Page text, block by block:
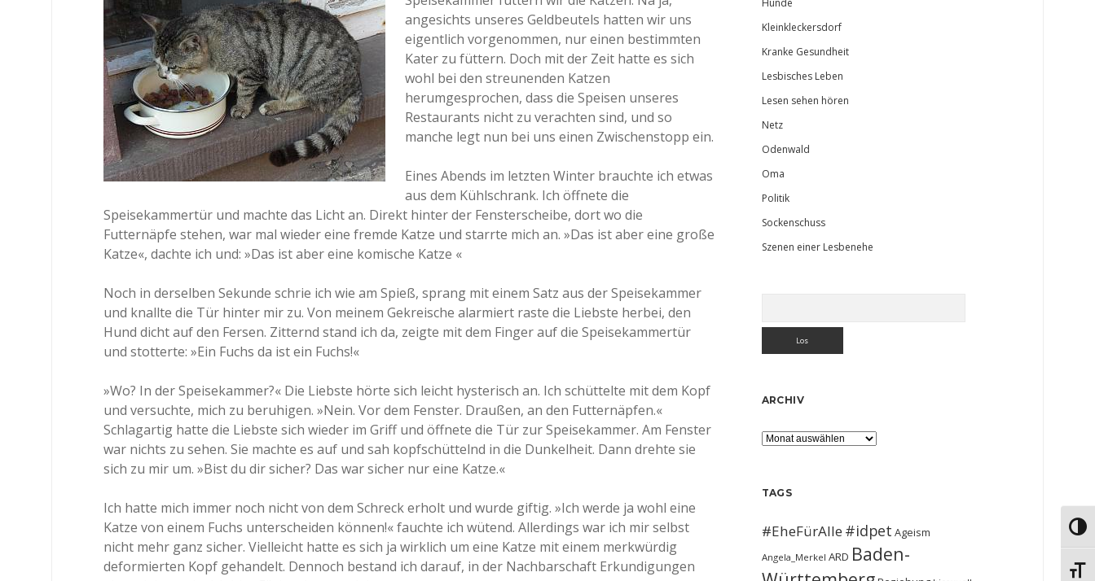
angesichts unseres Geldbeutels hatten wir uns
eigentlich vorgenommen, nur einen bestimmten
Kater zu füttern. Doch mit der Zeit hatte es sich
wohl bei den streunenden Katzen
herumgesprochen, dass die Speisen unseres
Restaurants nicht zu verachten sind, und so
manche legt nun bei uns einen Zwischenstopp ein.
Eines Abends im letzten Winter brauchte ich etwas
aus dem Kühlschrank. Ich öffnete die
Speisekammertür und machte das Licht an. Direkt hinter der Fensterscheibe, dort wo die
Futternäpfe stehen, war mal wieder eine fremde Katze und starrte mich an. »Das ist aber eine große
Katze«, dachte ich und: »Das ist aber eine komische Katze «
Noch in derselben Sekunde schrie ich wie am Spieß, sprang mit einem Satz aus der Speisekammer
und knallte die Tür hinter mir zu. Von meinem Gekreische alarmiert raste die Liebste herbei, den
Hund dicht auf den Fersen. Zitternd stand ich da, zeigte mit dem Finger auf die Speisekammertür
und stotterte: »Ein Fuchs da ist ein Fuchs!«
»Wo? In der Speisekammer?« Die Liebste hörte sich leicht hysterisch an. Ich schüttelte mit dem Kopf
und versuchte, mich zu beruhigen. »Nein. Vor dem Fenster. Draußen, an den Futternäpfen.«
Schlagartig hatte die Liebste sich wieder im Griff und öffnete die Tür zur Speisekammer. Am Fenster
war nichts zu sehen. Sie machte es auf und sah kopfschüttelnd in die Dunkelheit. Dann drehte sie
sich zu mir um. »Bist du dir sicher? Das war sicher nur eine Katze.«
Ich hatte mich immer noch nicht von dem Schreck erholt und wurde giftig. »Ich werde ja wohl eine
Katze von einem Fuchs unterscheiden können!« fauchte ich wütend. Allerdings war ich mir selbst
nicht mehr ganz sicher. Vielleicht hatte es sich ja wirklich um eine Katze mit einem merkwürdig
deformierten Kopf gehandelt. Dennoch bestand ich darauf, in der Nachbarschaft Erkundigungen
Hunde
Kleinkleckersdorf
Kranke Gesundheit
Lesbisches Leben
Lesen sehen hören
Netz
Odenwald
Oma
Politik
Sockenschuss
Szenen einer Lesbenehe
ARCHIV
Archiv
TAGS
#EheFürAlle#idpet Ageism
Angela_Merkel ARD Baden-